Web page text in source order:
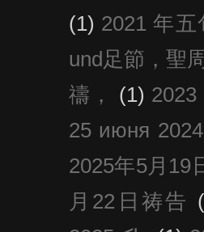
(1) 2021 年
und足節，聖
禱，
(1) 2023
25 июня 2024
2025年5月19
月22日祷告